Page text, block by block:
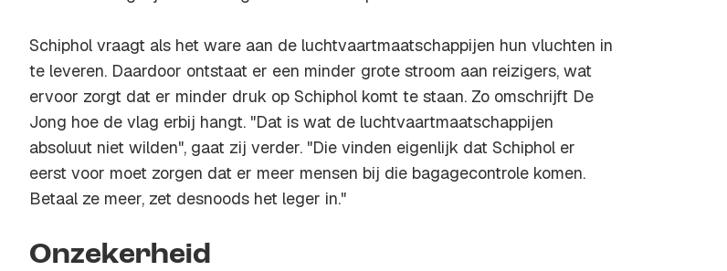
Schiphol vraagt als het ware aan de luchtvaartmaatschappijen hun vluchten in
te leveren. Daardoor ontstaat er een minder grote stroom aan reizigers, wat
ervoor zorgt dat er minder druk op Schiphol komt te staan. Zo omschrijft De
Jong hoe de vlag erbij hangt. "Dat is wat de luchtvaartmaatschappijen
absoluut niet wilden", gaat zij verder. "Die vinden eigenlijk dat Schiphol er
eerst voor moet zorgen dat er meer mensen bij die bagagecontrole komen.
Betaal ze meer, zet desnoods het leger in."
Onzekerheid